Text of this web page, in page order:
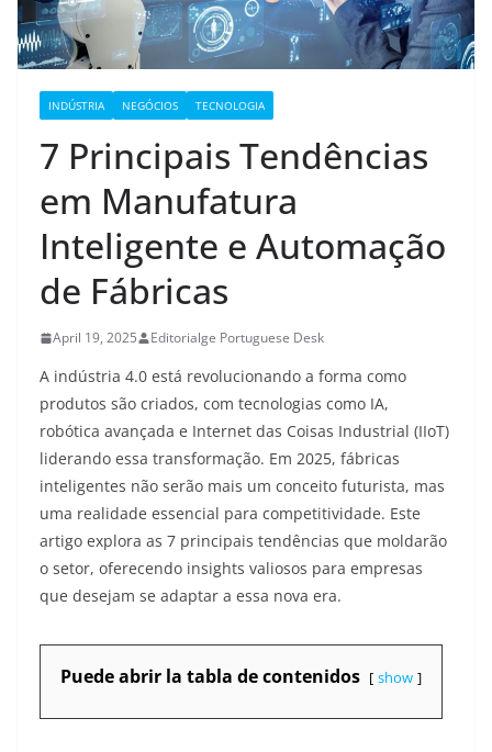
INDÚSTRIA NEGÓCIOS TECNOLOGIA
7 Principais Tendências
em Manufatura
Inteligente e Automação
de Fábricas
April 19, 2025 Editorialge Portuguese Desk
A indústria 4.0 está revolucionando a forma como
produtos são criados, com tecnologias como IA,
robótica avançada e Internet das Coisas Industrial (IIoT)
liderando essa transformação. Em 2025, fábricas
inteligentes não serão mais um conceito futurista, mas
uma realidade essencial para competitividade. Este
artigo explora as 7 principais tendências que moldarão
o setor, oferecendo insights valiosos para empresas
que desejam se adaptar a essa nova era.
Puede abrir la tabla de contenidos show